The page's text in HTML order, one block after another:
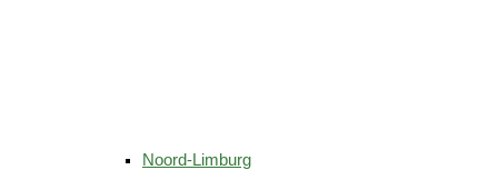
Noord-Limburg